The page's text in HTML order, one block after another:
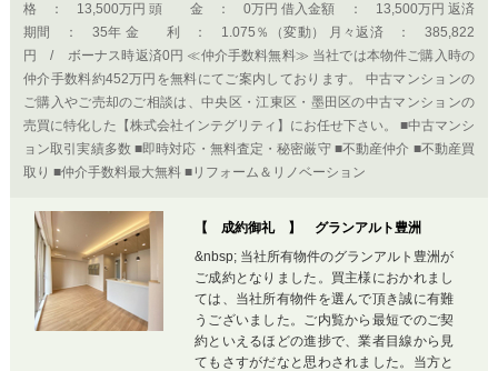
格 ： 13,500万円 頭 金 ： 0万円 借入金額 ： 13,500万円 返済
期間 ： 35年 金 利 ： 1.075％（変動） 月々返済 ： 385,822
円 / ボーナス時返済0円 ≪仲介手数料無料≫ 当社では本物件ご購入時の
仲介手数料約452万円を無料にてご案内しております。 中古マンションの
ご購入やご売却のご相談は、中央区・江東区・墨田区の中古マンションの
売買に特化した【株式会社インテグリティ】にお任せ下さい。 ■中古マンシ
ョン取引実績多数 ■即時対応・無料査定・秘密厳守 ■不動産仲介 ■不動産買
取り ■仲介手数料最大無料 ■リフォーム＆リノベーション
【 成約御礼 】 グランアルト豊洲
&nbsp; 当社所有物件のグランアルト豊洲が
ご成約となりました。買主様におかれまし
ては、当社所有物件を選んで頂き誠に有難
うございました。ご内覧から最短でのご契
約といえるほどの進捗で、業者目線から見
てもさすがだなと思わされました。当方と